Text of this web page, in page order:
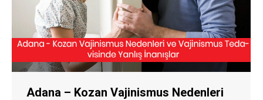
Adana – Kozan Vajinismus Nedenleri